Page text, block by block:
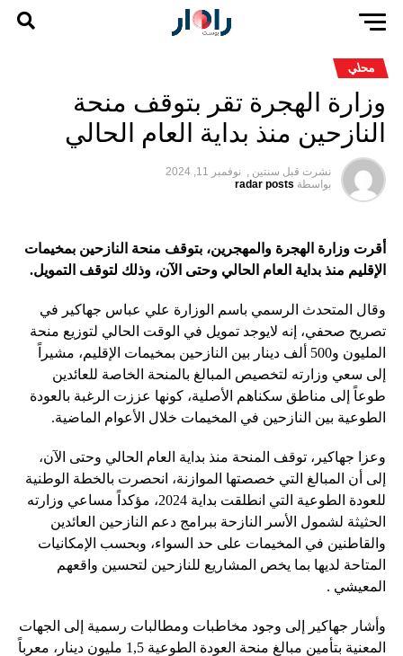
محلي
وزارة الهجرة تقر بتوقف منحة
النازحين منذ بداية العام الحالي
نشرت قبل سنتين , نوفمبر 11, 2024
بواسطة radar posts
أقرت وزارة الهجرة والمهجرين، بتوقف منحة النازحين بمخيمات
الإقليم منذ بداية العام الحالي وحتى الآن، وذلك لتوقف التمويل.
وقال المتحدث الرسمي باسم الوزارة علي عباس جهاكير في
تصريح صحفي، إنه لايوجد تمويل في الوقت الحالي لتوزيع منحة
المليون و500 ألف دينار بين النازحين بمخيمات الإقليم، مشيراً
إلى سعي وزارته لتخصيص المبالغ بالمنحة الخاصة للعائدين
طوعاً إلى مناطق سكناهم الأصلية، كونها عززت الرغبة بالعودة
الطوعية بين النازحين في المخيمات خلال الأعوام الماضية.
وعزا جهاكير، توقف المنحة منذ بداية العام الحالي وحتى الآن،
إلى أن المبالغ التي خصصتها الموازنة، انحصرت بالخطة الوطنية
للعودة الطوعية التي انطلقت بداية 2024، مؤكداً مساعي وزارته
الحثيثة لشمول الأسر النازحة ببرامج دعم النازحين العائدين
والقاطنين في المخيمات على حد السواء، وبحسب الإمكانيات
المتاحة لديها بما يخص المشاريع للنازحين لتحسين واقعهم
المعيشي .
وأشار جهاكير إلى وجود مخاطبات ومطالبات رسمية إلى الجهات
المعنية بتأمين مبالغ منحة العودة الطوعية 1,5 مليون دينار، معرباً